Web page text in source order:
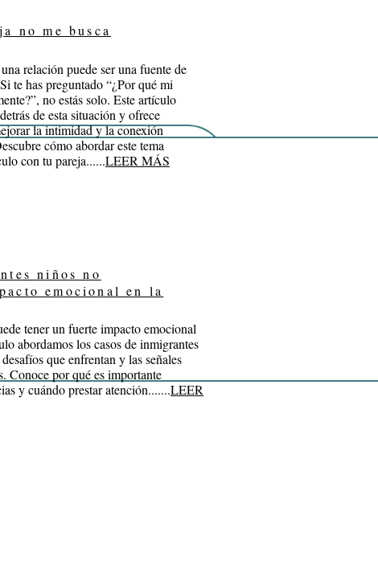
relación puede ser una fuente de
te has preguntado “¿Por qué mi
no estás solo. Este artículo
de esta situación y ofrece
la intimidad y la conexión
cómo abordar este tema
con tu pareja......LEER MÁS
no me busca
tener un fuerte impacto emocional
abordamos los casos de inmigrantes
que enfrentan y las señales
Conoce por qué es importante
y cuándo prestar atención.......LEER
niños no
emocional en la